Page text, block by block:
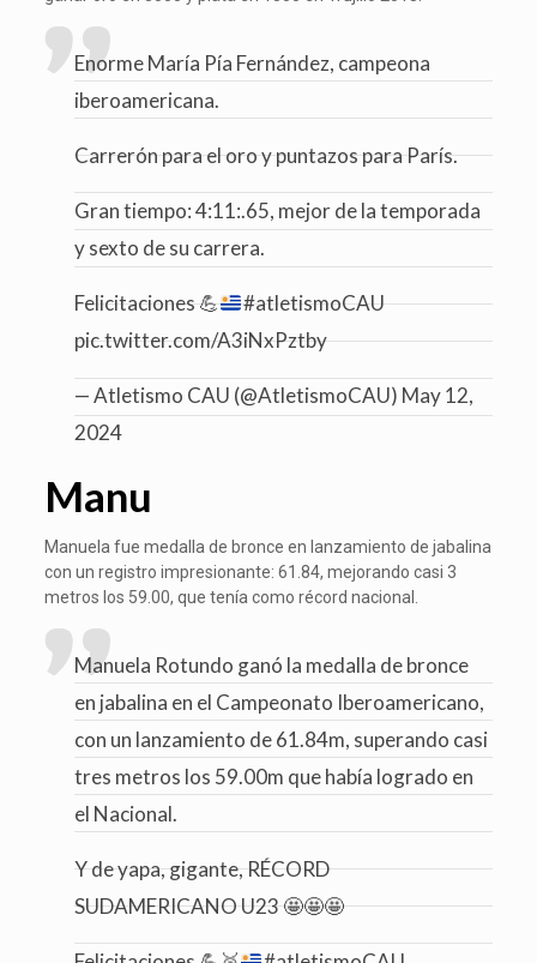
Enorme María Pía Fernández, campeona
iberoamericana.
Carrerón para el oro y puntazos para París.
Gran tiempo: 4:11:.65, mejor de la temporada
y sexto de su carrera.
Felicitaciones💪
#atletismoCAU
pic.twitter.com/A3iNxPztby
— Atletismo CAU (@AtletismoCAU) May 12,
2024
Manu
Manuela fue medalla de bronce en lanzamiento de jabalina
con un registro impresionante: 61.84, mejorando casi 3
metros los 59.00, que tenía como récord nacional.
Manuela Rotundo ganó la medalla de bronce
en jabalina en el Campeonato Iberoamericano,
con un lanzamiento de 61.84m, superando casi
tres metros los 59.00m que había logrado en
el Nacional.
Y de yapa, gigante, RÉCORD
SUDAMERICANO U23 🤩🤩🤩